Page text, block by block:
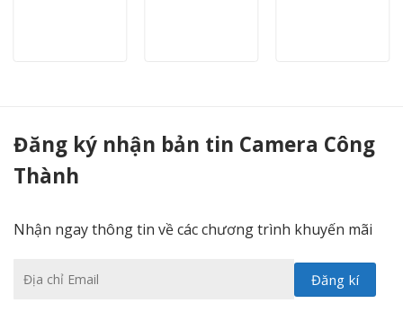
Đăng ký nhận bản tin Camera Công
Thành
Nhận ngay thông tin về các chương trình khuyến mãi